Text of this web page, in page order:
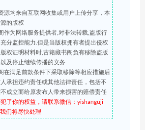
源均来自互联网收集或用户上传分享，本
的版权
作为网络服务提供者,对非法转载,盗版行
分监控能力.但是当版权拥有者提出侵权
权证明材料时,古籍藏书阁负有移除盗版
及停止继续传播的义务
在满足前款条件下采取移除等相应措施后
承担违约责任或其他法律责任，包括不
成立而给原发布人带来损害的赔偿责任
了你的权益，请联系微信：yishanguji
们将尽快处理